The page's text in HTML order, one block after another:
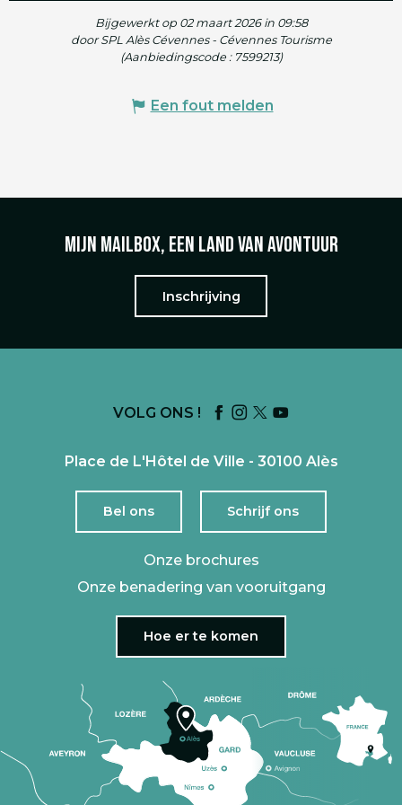
Bijgewerkt op 02 maart 2026 in 09:58
door SPL Alès Cévennes - Cévennes Tourisme
(Aanbiedingscode : 7599213)
Een fout melden
Mijn mailbox, een land van avontuur
Inschrijving
VOLG ONS !
Place de L'Hôtel de Ville - 30100 Alès
Bel ons Schrijf ons
Onze brochures
Onze benadering van vooruitgang
Hoe er te komen